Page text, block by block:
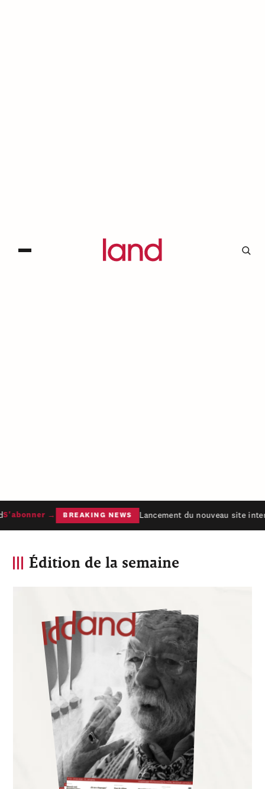
→ BREAKING NEWS Lancement du nouveau site
Édition de la semaine